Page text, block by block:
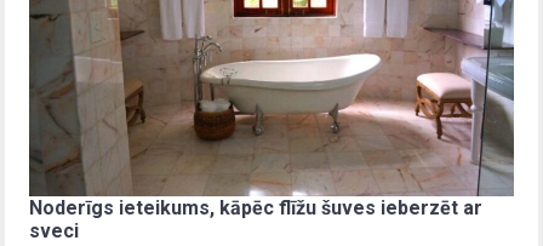
Noderīgs ieteikums, kāpēc flīžu šuves ieberzēt ar
sveci